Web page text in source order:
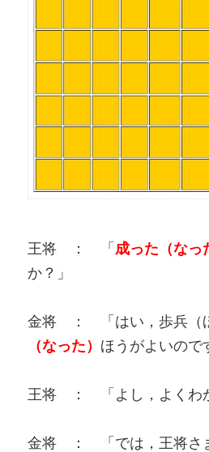
王将 ： 「成った（なっ
か？」
金将 ： 「はい，歩兵（
（なった） ほうがよいので
王将 ： 「よし，よくわ
金将 ： 「では，王将さ